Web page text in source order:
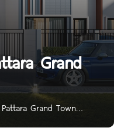
Grand
Grand Town